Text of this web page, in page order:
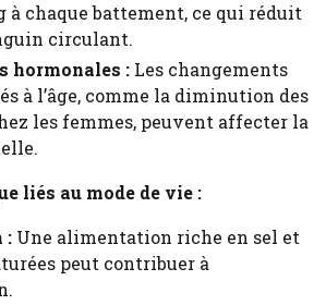
à chaque battement, ce qui réduit
circulant.
hormonales : Les changements
à l’âge, comme la diminution des
les femmes, peuvent affecter la
liés au mode de vie :
: Une alimentation riche en sel et
peut contribuer à